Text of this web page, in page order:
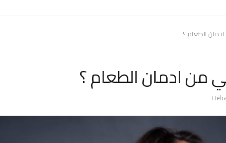
الطعام ؟
من ادمان الطعام ؟